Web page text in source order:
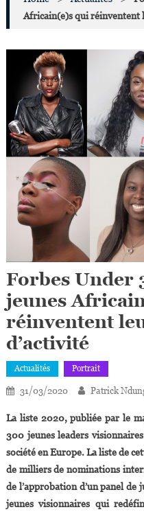
Africain(e)s qui réinventent
Forbes Under
jeunes
réinventent
d’activité
Actualités Portrait
31/03/2020 Patrick
La liste 2020, publiée par le
300 jeunes leaders
société en Europe. La liste de
de milliers de nominations
de l’approbation d’un panel
jeunes visionnaires qui